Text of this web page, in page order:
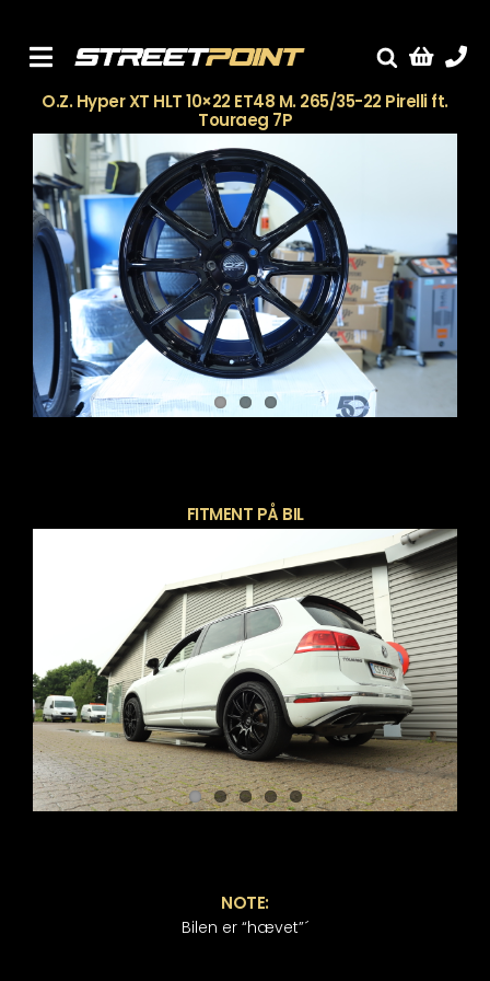
content
Toggle
Navigation
Fælge
Service
Streetcars
Sænkning
Tuning
Ventilrens
Værksted
O.Z. Hyper XT HLT 10×22 ET48 M. 265/35-22 Pirelli ft.
Touraeg 7P
FITMENT PÅ BIL
NOTE:
Bilen er “hævet”´